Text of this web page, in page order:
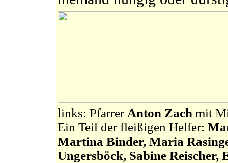
links: Pfarrer Anton Zach mit
Ein Teil der fleißigen Helfer:
Martina Binder, Maria
Ungersböck, Sabine